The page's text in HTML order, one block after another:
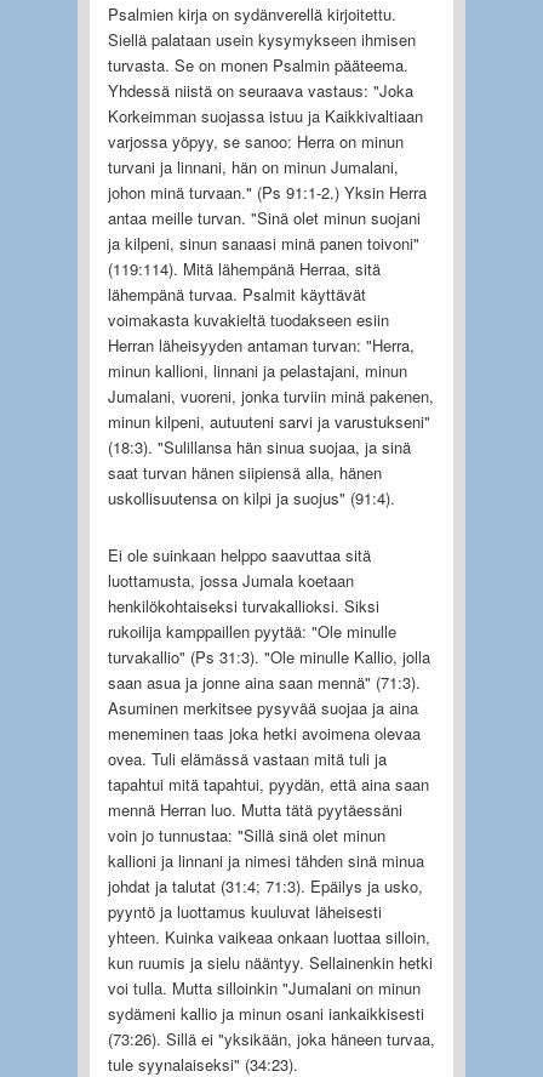
Psalmien kirja on sydänverellä kirjoitettu.
Siellä palataan usein kysymykseen ihmisen
turvasta. Se on monen Psalmin pääteema.
Yhdessä niistä on seuraava vastaus: "Joka
Korkeimman suojassa istuu ja Kaikkivaltiaan
varjossa yöpyy, se sanoo: Herra on minun
turvani ja linnani, hän on minun Jumalani,
johon minä turvaan." (Ps 91:1-2.) Yksin Herra
antaa meille turvan. "Sinä olet minun suojani
ja kilpeni, sinun sanaasi minä panen toivoni"
(119:114). Mitä lähempänä Herraa, sitä
lähempänä turvaa. Psalmit käyttävät
voimakasta kuvakieltä tuodakseen esiin
Herran läheisyyden antaman turvan: "Herra,
minun kallioni, linnani ja pelastajani, minun
Jumalani, vuoreni, jonka turviin minä pakenen,
minun kilpeni, autuuteni sarvi ja varustukseni"
(18:3). "Sulillansa hän sinua suojaa, ja sinä
saat turvan hänen siipiensä alla, hänen
uskollisuutensa on kilpi ja suojus" (91:4).
Ei ole suinkaan helppo saavuttaa sitä
luottamusta, jossa Jumala koetaan
henkilökohtaiseksi turvakallioksi. Siksi
rukoilija kamppaillen pyytää: "Ole minulle
turvakallio" (Ps 31:3). "Ole minulle Kallio, jolla
saan asua ja jonne aina saan mennä" (71:3).
Asuminen merkitsee pysyvää suojaa ja aina
meneminen taas joka hetki avoimena olevaa
ovea. Tuli elämässä vastaan mitä tuli ja
tapahtui mitä tapahtui, pyydän, että aina saan
mennä Herran luo. Mutta tätä pyytäessäni
voin jo tunnustaa: "Sillä sinä olet minun
kallioni ja linnani ja nimesi tähden sinä minua
johdat ja talutat (31:4; 71:3). Epäilys ja usko,
pyyntö ja luottamus kuuluvat läheisesti
yhteen. Kuinka vaikeaa onkaan luottaa silloin,
kun ruumis ja sielu nääntyy. Sellainenkin hetki
voi tulla. Mutta silloinkin "Jumalani on minun
sydämeni kallio ja minun osani iankaikkisesti
(73:26). Sillä ei "yksikään, joka häneen turvaa,
tule syynalaiseksi" (34:23).